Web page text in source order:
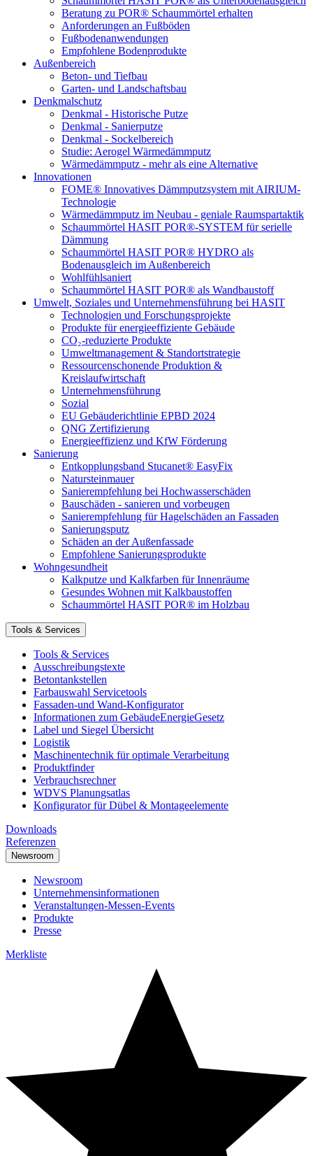
Beratung zu POR® Schaummörtel erhalten
Anforderungen an Fußböden
Fußbodenanwendungen
Empfohlene Bodenprodukte
Außenbereich
Beton- und Tiefbau
Garten- und Landschaftsbau
Denkmalschutz
Denkmal - Historische Putze
Denkmal - Sanierputze
Denkmal - Sockelbereich
Studie: Aerogel Wärmedämmputz
Wärmedämmputz - mehr als eine Alternative
Innovationen
FOME® Innovatives Dämmputzsystem mit AIRIUM-
Technologie
Wärmedämmputz im Neubau - geniale Raumspartaktik
Schaummörtel HASIT POR®-SYSTEM für serielle
Dämmung
Schaummörtel HASIT POR® HYDRO als
Bodenausgleich im Außenbereich
Wohlfühlsaniert
Schaummörtel HASIT POR® als Wandbaustoff
Umwelt, Soziales und Unternehmensführung bei HASIT
Technologien und Forschungsprojekte
Produkte für energieeffiziente Gebäude
CO₂-reduzierte Produkte
Umweltmanagement & Standortstrategie
Ressourcenschonende Produktion &
Kreislaufwirtschaft
Unternehmensführung
Sozial
EU Gebäuderichtlinie EPBD 2024
QNG Zertifizierung
Energieeffizienz und KfW Förderung
Sanierung
Entkopplungsband Stucanet® EasyFix
Natursteinmauer
Sanierempfehlung bei Hochwasserschäden
Bauschäden - sanieren und vorbeugen
Sanierempfehlung für Hagelschäden an Fassaden
Sanierungsputz
Schäden an der Außenfassade
Empfohlene Sanierungsprodukte
Wohngesundheit
Kalkputze und Kalkfarben für Innenräume
Gesundes Wohnen mit Kalkbaustoffen
Schaummörtel HASIT POR® im Holzbau
Tools & Services
Tools & Services
Ausschreibungstexte
Betontankstellen
Farbauswahl Servicetools
Fassaden-und Wand-Konfigurator
Informationen zum GebäudeEnergieGesetz
Label und Siegel Übersicht
Logistik
Maschinentechnik für optimale Verarbeitung
Produktfinder
Verbrauchsrechner
WDVS Planungsatlas
Konfigurator für Dübel & Montageelemente
Downloads
Referenzen
Newsroom
Newsroom
Unternehmensinformationen
Veranstaltungen-Messen-Events
Produkte
Presse
Merkliste